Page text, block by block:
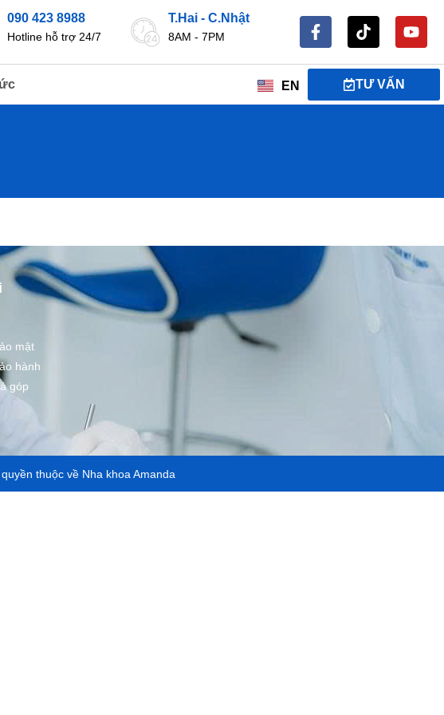
090 423 8988
Hotline hỗ trợ 24/7
T.Hai - C.Nhật
8AM - 7PM
EN TƯ VẤN
mật
hành
góp
thuộc về Nha khoa Amanda